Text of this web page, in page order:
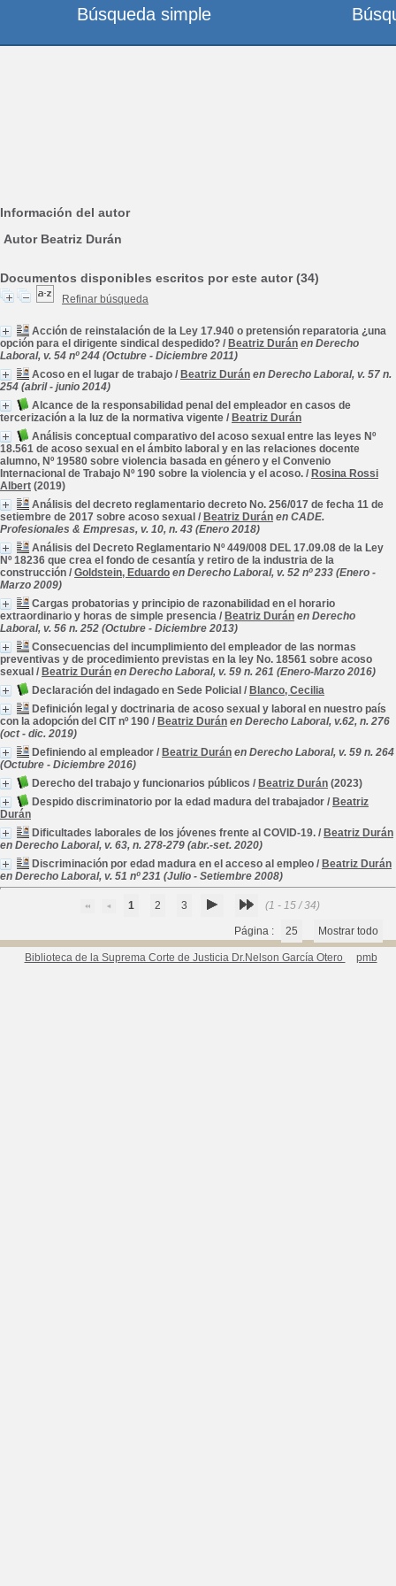
Información del autor
Autor Beatriz Durán
Documentos disponibles escritos por este autor (34)
Refinar búsqueda
Acción de reinstalación de la Ley 17.940 o pretensión reparatoria ¿una
opción para el dirigente sindical despedido? / Beatriz Durán en Derecho
Laboral, v. 54 nº 244 (Octubre - Diciembre 2011)
Acoso en el lugar de trabajo / Beatriz Durán en Derecho Laboral, v. 57 n.
254 (abril - junio 2014)
Alcance de la responsabilidad penal del empleador en casos de
tercerización a la luz de la normativa vigente / Beatriz Durán
Análisis conceptual comparativo del acoso sexual entre las leyes Nº
18.561 de acoso sexual en el ámbito laboral y en las relaciones docente
alumno, Nº 19580 sobre violencia basada en género y el Convenio
Internacional de Trabajo Nº 190 sobre la violencia y el acoso. / Rosina Rossi
Albert (2019)
Análisis del decreto reglamentario decreto No. 256/017 de fecha 11 de
setiembre de 2017 sobre acoso sexual / Beatriz Durán en CADE.
Profesionales & Empresas, v. 10, n. 43 (Enero 2018)
Análisis del Decreto Reglamentario Nº 449/008 DEL 17.09.08 de la Ley
Nº 18236 que crea el fondo de cesantía y retiro de la industria de la
construcción / Goldstein, Eduardo en Derecho Laboral, v. 52 nº 233 (Enero -
Marzo 2009)
Cargas probatorias y principio de razonabilidad en el horario
extraordinario y horas de simple presencia / Beatriz Durán en Derecho
Laboral, v. 56 n. 252 (Octubre - Diciembre 2013)
Consecuencias del incumplimiento del empleador de las normas
preventivas y de procedimiento previstas en la ley No. 18561 sobre acoso
sexual / Beatriz Durán en Derecho Laboral, v. 59 n. 261 (Enero-Marzo 2016)
Declaración del indagado en Sede Policial / Blanco, Cecilia
Definición legal y doctrinaria de acoso sexual y laboral en nuestro país
con la adopción del CIT nº 190 / Beatriz Durán en Derecho Laboral, v.62, n. 276
(oct - dic. 2019)
Definiendo al empleador / Beatriz Durán en Derecho Laboral, v. 59 n. 264
(Octubre - Diciembre 2016)
Derecho del trabajo y funcionarios públicos / Beatriz Durán (2023)
Despido discriminatorio por la edad madura del trabajador / Beatriz
Durán
Dificultades laborales de los jóvenes frente al COVID-19. / Beatriz Durán
en Derecho Laboral, v. 63, n. 278-279 (abr.-set. 2020)
Discriminación por edad madura en el acceso al empleo / Beatriz Durán
en Derecho Laboral, v. 51 nº 231 (Julio - Setiembre 2008)
1 2 3 (1 - 15 / 34)
Página : 25 Mostrar todo
Biblioteca de la Suprema Corte de Justicia Dr.Nelson García Otero pmb
Búsqueda simple